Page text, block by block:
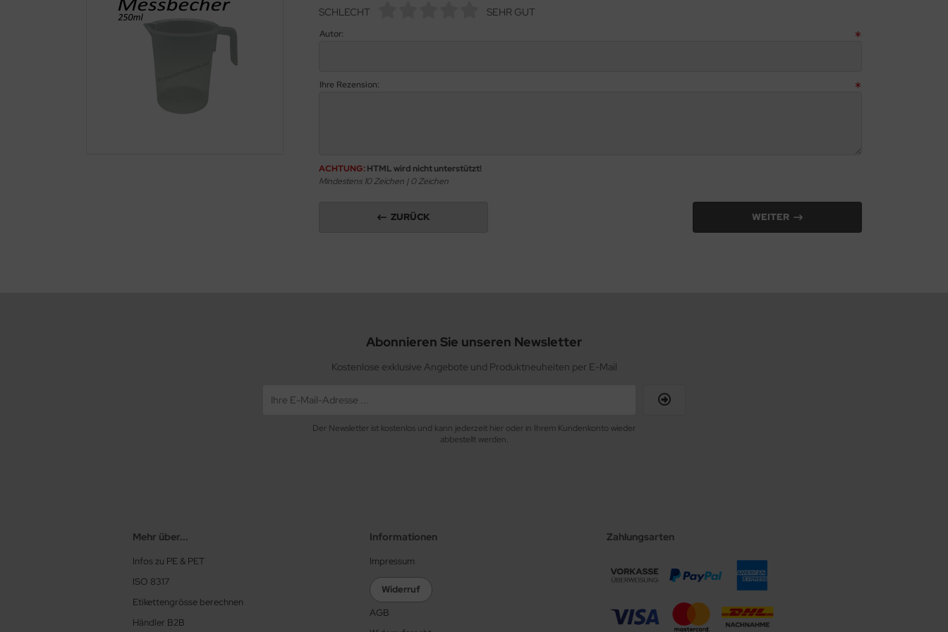
SCHLECHT SEHR GUT
Autor:
Ihre Rezension:
ACHTUNG: HTML wird nicht unterstützt!
Mindestens 10 Zeichen |0Zeichen
ZURÜCK WEITER
Abonnieren Sie unseren Newsletter
Kostenlose exklusive Angebote und Produktneuheiten per E-Mail
Der Newsletter ist kostenlos und kann jederzeit hier oder in Ihrem Kundenkonto wieder
abbestellt werden.
Mehr über...
Infos zu PE & PET
ISO 8317
Etikettengrösse berechnen
Händler B2B
Informationen
Impressum
Widerruf
AGB
Zahlungsarten